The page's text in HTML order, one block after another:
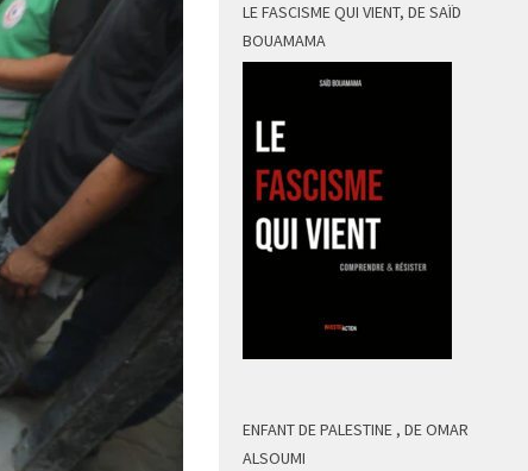
LE FASCISME QUI VIENT, DE SAÏD
BOUAMAMA
ENFANT DE PALESTINE , DE OMAR
ALSOUMI